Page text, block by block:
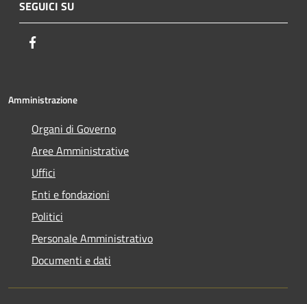
SEGUICI SU
Amministrazione
Organi di Governo
Aree Amministrative
Uffici
Enti e fondazioni
Politici
Personale Amministrativo
Documenti e dati